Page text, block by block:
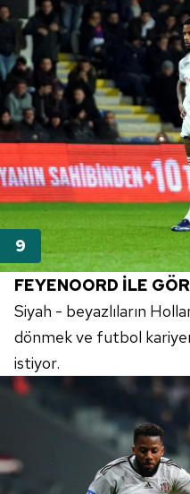
sınırlı olarak açık rızanız
Çerezlere ilişkin
vasıtasıyla
için Ayarlar butonuna
Metnimiziziyaret
6698 sayılı Kişisel
hazırlanmış Aydınlatma
ilgili mevzuata uygun
almak için lütfen tıklayınız.
FEYENOORD İLE
Siyah - beyazlıların
dönmek ve futbol
istiyor.